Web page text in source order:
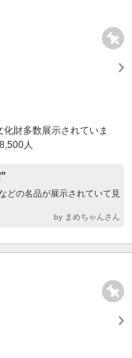
財多数展示されていま
人
どの名品が展示されていて見
by まめちゃんさん